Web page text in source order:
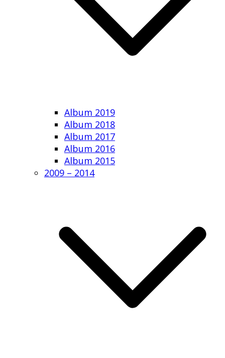
Album 2019
Album 2018
Album 2017
Album 2016
Album 2015
2009 – 2014